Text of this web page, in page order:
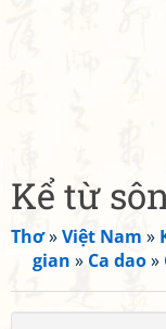
Kể từ
Thơ»Việt Nam »
gian » Ca dao»